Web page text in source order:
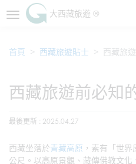
大西藏旅遊 ®
首頁 西藏旅遊貼士 西藏旅
西藏旅遊前必知
最後更新 : 2025.04.27
西藏坐落於青藏高原 ，素有「世
公尺。以高原景觀、藏傳佛教文